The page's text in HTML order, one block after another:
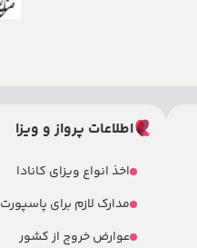
اطلاعات پرواز و ویزا
اخذ انواع ویزای کانادا
مدارک لازم برای پاسپورت
عوارض خروج از کشور